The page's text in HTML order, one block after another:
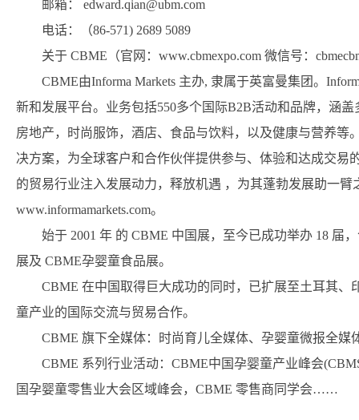
邮箱： edward.qian@ubm.com
电话：（86-571) 2689 5089
关于 CBME（官网：www.cbmexpo.com 微信号：
CBME由Informa Markets 主办, 隶属于英富曼集团。
新和发展平台。业务包括550多个国际B2B活动和品牌，涵
房地产，时尚服饰，酒店、食品与饮料，以及健康与营养
决方案，为全球客户和合作伙伴提供参与、体验和达成交
的贸易行业注入发展动力，释放机遇 ，为其蓬勃发展助一臂
www.informamarkets.com。
始于 2001 年 的 CBME 中国展，至今已成功举办 18 届
展及 CBME孕婴童食品展。
CBME 在中国取得巨大成功的同时，已扩展至土耳其
童产业的国际交流与贸易合作。
CBME 旗下全媒体：时尚育儿全媒体、孕婴童微报全媒
CBME 系列行业活动：CBME中国孕婴童产业峰会
国孕婴童零售业大会区域峰会，CBME 零售商同学会……